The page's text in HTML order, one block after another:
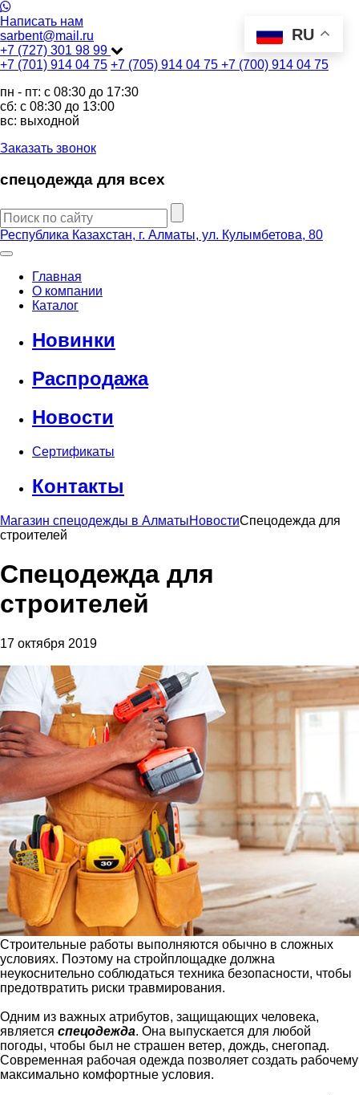
Написать нам
sarbent@mail.ru
+7 (727) 301 98 99
+7 (701) 914 04 75 +7 (705) 914 04 75 +7 (700) 914 04 75
пн - пт: c 08:30 до 17:30
сб: c 08:30 до 13:00
вс: выходной
Заказать звонок
спецодежда для всех
Республика Казахстан, г. Алматы, ул. Кулымбетова, 80
Главная
О компании
Каталог
Новинки
Распродажа
Новости
Сертификаты
Контакты
Магазин спецодежды в АлматыНовостиСпецодежда для
строителей
Спецодежда для
строителей
17 октября 2019
Строительные работы выполняются обычно в сложных
условиях. Поэтому на стройплощадке должна
неукоснительно соблюдаться техника безопасности, чтобы
предотвратить риски травмирования.
Одним из важных атрибутов, защищающих человека,
является спецодежда. Она выпускается для любой
погоды, чтобы был не страшен ветер, дождь, снегопад.
Современная рабочая одежда позволяет создать рабочему
максимально комфортные условия.
RU